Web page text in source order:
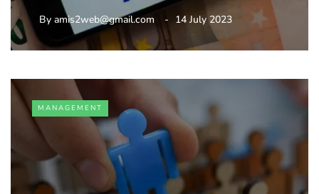
By amis2web@gmail.com 14 July 2023
MANAGEMENT